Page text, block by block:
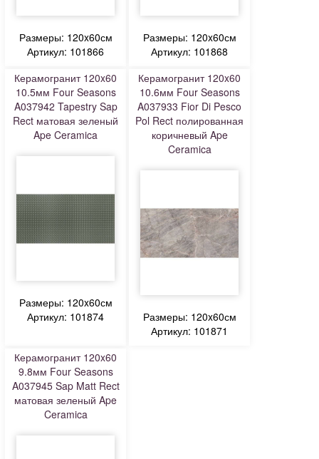
Размеры: 120x60см
Артикул: 101866
Размеры: 120x60см
Артикул: 101868
Керамогранит 120x60
10.5мм Four Seasons
A037942 Tapestry Sap
Rect матовая зеленый
Ape Ceramica
Размеры: 120x60см
Артикул: 101874
Керамогранит 120x60
10.6мм Four Seasons
A037933 Fior Di Pesco
Pol Rect полированная
коричневый Ape
Ceramica
Размеры: 120x60см
Артикул: 101871
Керамогранит 120x60
9.8мм Four Seasons
A037945 Sap Matt Rect
матовая зеленый Ape
Ceramica